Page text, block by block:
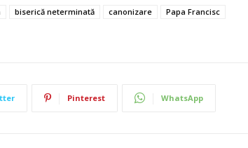
biserică neterminată canonizare
Papa Francisc
Pinterest WhatsApp